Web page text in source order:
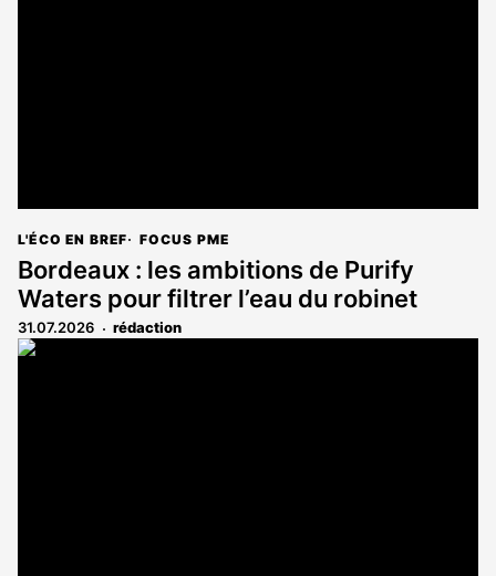
L'ÉCO EN BREF FOCUS PME
Bordeaux : les ambitions de Purify
Waters pour filtrer l’eau du robinet
31.07.2026 rédaction